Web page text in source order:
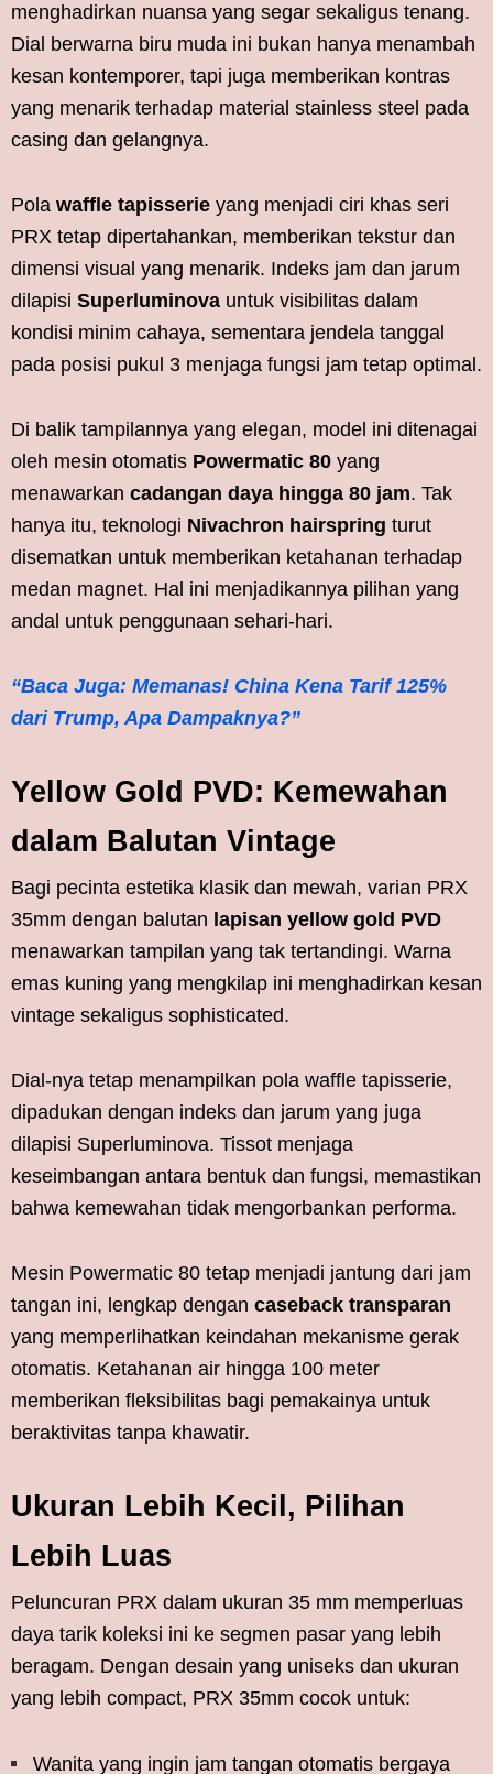
menghadirkan nuansa yang segar sekaligus tenang.
Dial berwarna biru muda ini bukan hanya menambah
kesan kontemporer, tapi juga memberikan kontras
yang menarik terhadap material stainless steel pada
casing dan gelangnya.
Pola waffle tapisserie yang menjadi ciri khas seri
PRX tetap dipertahankan, memberikan tekstur dan
dimensi visual yang menarik. Indeks jam dan jarum
dilapisi Superluminova untuk visibilitas dalam
kondisi minim cahaya, sementara jendela tanggal
pada posisi pukul 3 menjaga fungsi jam tetap optimal.
Di balik tampilannya yang elegan, model ini ditenagai
oleh mesin otomatis Powermatic 80 yang
menawarkan cadangan daya hingga 80 jam. Tak
hanya itu, teknologi Nivachron hairspring turut
disematkan untuk memberikan ketahanan terhadap
medan magnet. Hal ini menjadikannya pilihan yang
andal untuk penggunaan sehari-hari.
“Baca Juga: Memanas! China Kena Tarif 125%
dari Trump, Apa Dampaknya?”
Yellow Gold PVD: Kemewahan
dalam Balutan Vintage
Bagi pecinta estetika klasik dan mewah, varian PRX
35mm dengan balutan lapisan yellow gold PVD
menawarkan tampilan yang tak tertandingi. Warna
emas kuning yang mengkilap ini menghadirkan kesan
vintage sekaligus sophisticated.
Dial-nya tetap menampilkan pola waffle tapisserie,
dipadukan dengan indeks dan jarum yang juga
dilapisi Superluminova. Tissot menjaga
keseimbangan antara bentuk dan fungsi, memastikan
bahwa kemewahan tidak mengorbankan performa.
Mesin Powermatic 80 tetap menjadi jantung dari jam
tangan ini, lengkap dengan caseback transparan
yang memperlihatkan keindahan mekanisme gerak
otomatis. Ketahanan air hingga 100 meter
memberikan fleksibilitas bagi pemakainya untuk
beraktivitas tanpa khawatir.
Ukuran Lebih Kecil, Pilihan
Lebih Luas
Peluncuran PRX dalam ukuran 35 mm memperluas
daya tarik koleksi ini ke segmen pasar yang lebih
beragam. Dengan desain yang uniseks dan ukuran
yang lebih compact, PRX 35mm cocok untuk:
Wanita yang ingin jam tangan otomatis bergaya